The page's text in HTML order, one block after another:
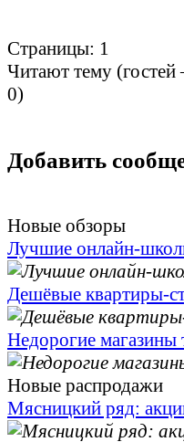
Страницы: 1
Читают тему
0)
Добавить
Новые обзоры
Лучшие онлайн-
Дешёвые квартиры-
Недорогие
Новые распродажи
Мясницкий ряд: